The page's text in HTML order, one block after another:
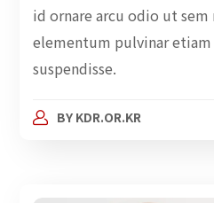
id ornare arcu odio ut sem
elementum pulvinar etiam
suspendisse.
BY KDR.OR.KR